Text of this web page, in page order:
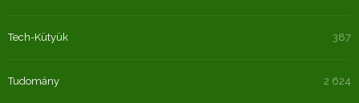
Tech-Kütyük 387
Tudomány 2 624